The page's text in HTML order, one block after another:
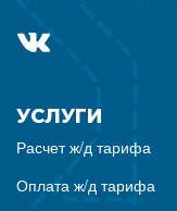
УСЛУГИ
Расчет ж/д тарифа
Оплата ж/д тарифа